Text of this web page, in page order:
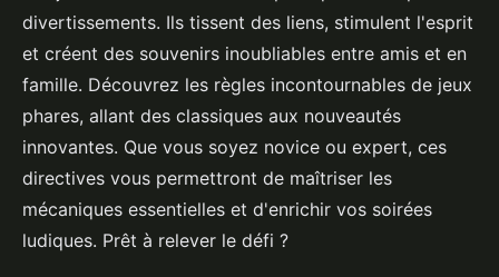
divertissements. Ils tissent des liens, stimulent l'esprit
et créent des souvenirs inoubliables entre amis et en
famille. Découvrez les règles incontournables de jeux
phares, allant des classiques aux nouveautés
innovantes. Que vous soyez novice ou expert, ces
directives vous permettront de maîtriser les
mécaniques essentielles et d'enrichir vos soirées
ludiques. Prêt à relever le défi ?